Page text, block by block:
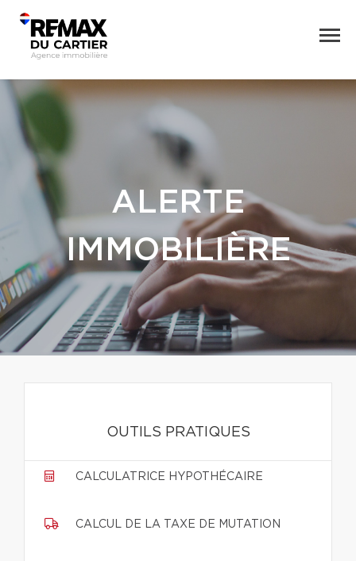
ALERTE
IMMOBILIÈRE
OUTILS PRATIQUES
CALCULATRICE HYPOTHÉCAIRE
CALCUL DE LA TAXE DE MUTATION